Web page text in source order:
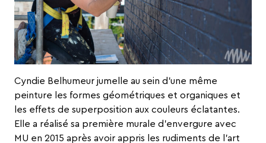
Cyndie Belhumeur jumelle au sein d’une même
peinture les formes géométriques et organiques et
les effets de superposition aux couleurs éclatantes.
Elle a réalisé sa première murale d’envergure avec
MU en 2015 après avoir appris les rudiments de l’art